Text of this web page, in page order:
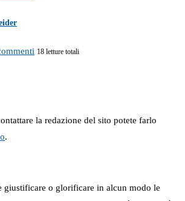
18 letture totali
la redazione del sito potete farlo
.
giustificare o glorificare in alcun modo le